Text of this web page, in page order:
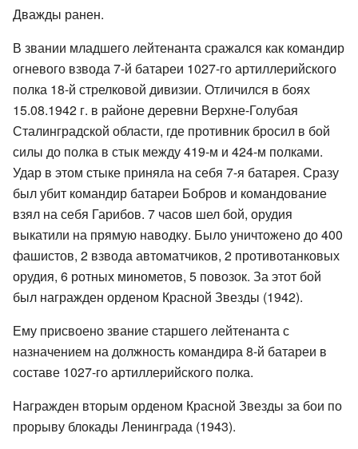
Дважды ранен.
В звании младшего лейтенанта сражался как командир
огневого взвода 7-й батареи 1027-го артиллерийского
полка 18-й стрелковой дивизии. Отличился в боях
15.08.1942 г. в районе деревни Верхне-Голубая
Сталинградской области, где противник бросил в бой
силы до полка в стык между 419-м и 424-м полками.
Удар в этом стыке приняла на себя 7-я батарея. Сразу
был убит командир батареи Бобров и командование
взял на себя Гарибов. 7 часов шел бой, орудия
выкатили на прямую наводку. Было уничтожено до 400
фашистов, 2 взвода автоматчиков, 2 противотанковых
орудия, 6 ротных минометов, 5 повозок. За этот бой
был награжден орденом Красной Звезды (1942).
Ему присвоено звание старшего лейтенанта с
назначением на должность командира 8-й батареи в
составе 1027-го артиллерийского полка.
Награжден вторым орденом Красной Звезды за бои по
прорыву блокады Ленинграда (1943).